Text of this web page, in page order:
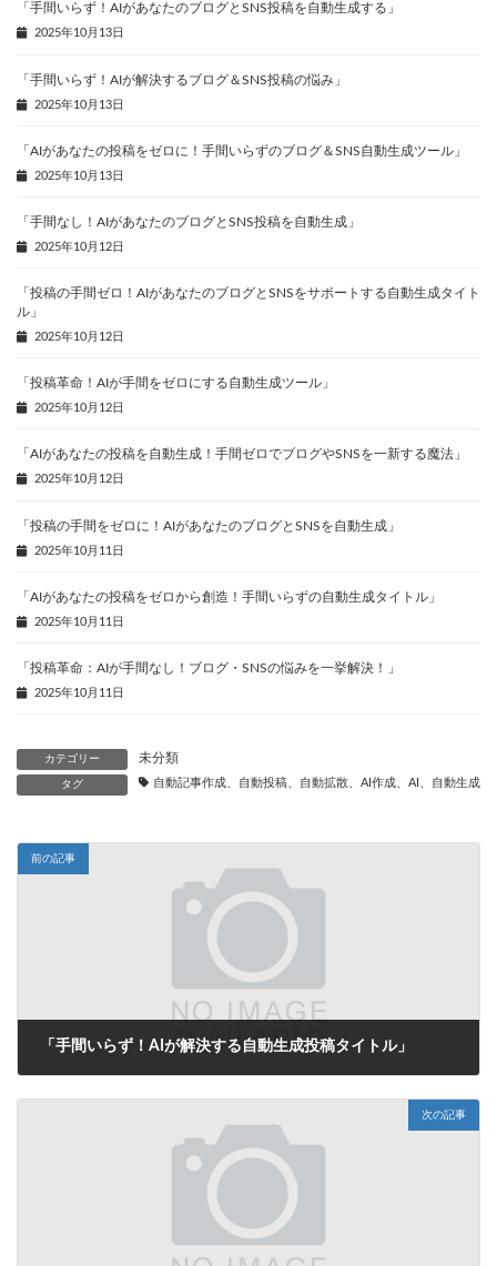
「手間いらず！AIがあなたのブログとSNS投稿を自動生成する」
2025年10月13日
「手間いらず！AIが解決するブログ＆SNS投稿の悩み」
2025年10月13日
「AIがあなたの投稿をゼロに！手間いらずのブログ＆SNS自動生成ツール」
2025年10月13日
「手間なし！AIがあなたのブログとSNS投稿を自動生成」
2025年10月12日
「投稿の手間ゼロ！AIがあなたのブログとSNSをサポートする自動生成タイト
ル」
2025年10月12日
「投稿革命！AIが手間をゼロにする自動生成ツール」
2025年10月12日
「AIがあなたの投稿を自動生成！手間ゼロでブログやSNSを一新する魔法」
2025年10月12日
「投稿の手間をゼロに！AIがあなたのブログとSNSを自動生成」
2025年10月11日
「AIがあなたの投稿をゼロから創造！手間いらずの自動生成タイトル」
2025年10月11日
「投稿革命：AIが手間なし！ブログ・SNSの悩みを一挙解決！」
2025年10月11日
カテゴリー 未分類
タグ 自動記事作成、自動投稿、自動拡散、AI作成、AI、自動生成、
前の記事
「手間いらず！AIが解決する自動生成投稿タイトル」
次の記事